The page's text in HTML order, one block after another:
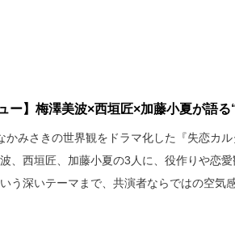
ー】梅澤美波×西垣匠×加藤小夏が語
かみさきの世界観をドラマ化した『失恋カ
、西垣匠、加藤小夏の3人に、役作りや恋
う深いテーマまで、共演者ならではの空気